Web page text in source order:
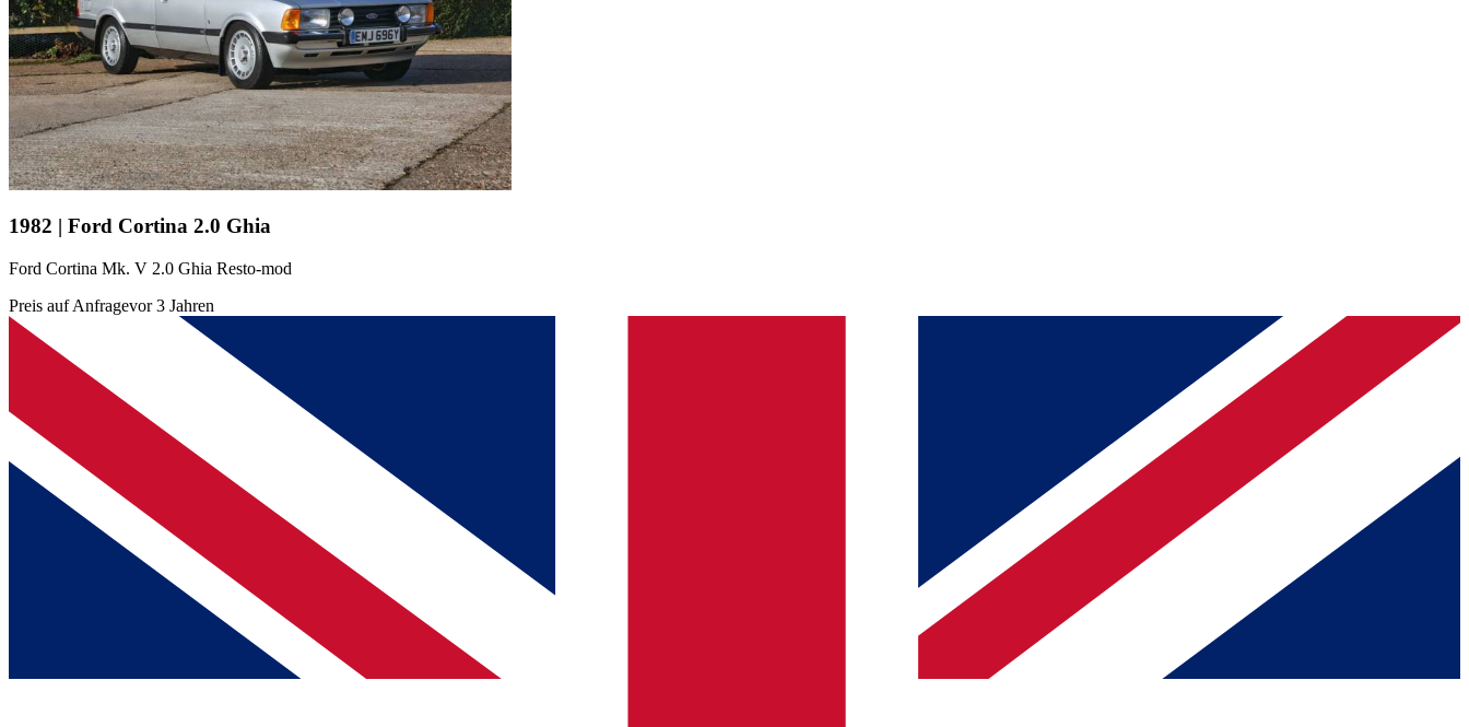
1982 | Ford Cortina 2.0 Ghia
Ford Cortina Mk. V 2.0 Ghia Resto-mod
Preis auf Anfragevor 3 Jahren